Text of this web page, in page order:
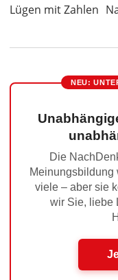
Lügen mit Zahlen
NEU:
Die
Meinungsbildung
viele – aber sie
wir Sie, liebe